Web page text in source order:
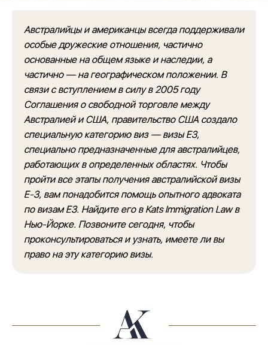
Австралийцы и американцы всегда поддерживали
особые дружеские отношения, частично
основанные на общем языке и наследии, а
частично — на географическом положении. В
связи с вступлением в силу в 2005 году
Соглашения о свободной торговле между
Австралией и США, правительство США создало
специальную категорию виз — визы E3,
специально предназначенные для австралийцев,
работающих в определенных областях. Чтобы
пройти все этапы получения австралийской визы
E-3, вам понадобится помощь опытного адвоката
по визам E3. Найдите его в Kats Immigration Law в
Нью-Йорке. Позвоните сегодня, чтобы
проконсультироваться и узнать, имеете ли вы
право на эту категорию визы.